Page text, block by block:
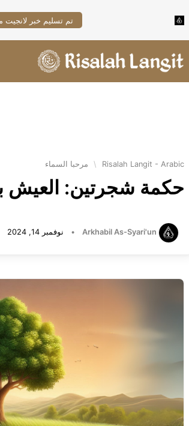
تم تسليم خبر لانجيت
Risalah Langit - Arabic
\ مرحبا السماء
حكمة شجرتين: العيش
Arkhabil As-Syari'un
• نوفمبر 14, 2024